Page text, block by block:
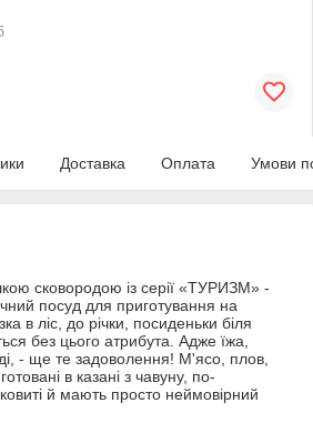
Доставка Оплата Умови
сковородою із серії «ТУРИЗМ» -
посуд для приготування на
в ліс, до річки, посиденьки біля
без цього атрибута. Адже їжа,
- ще те задоволення! М'ясо, плов,
в казані з чавуну, по-
й мають просто неймовірний